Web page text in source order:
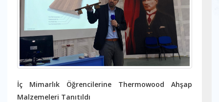
İç Mimarlık Öğrencilerine Thermowood Ahşap
Malzemeleri Tanıtıldı